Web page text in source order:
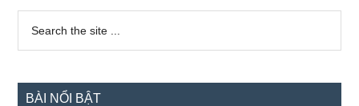
Sidebar
chính
...
BÀI NỔI BẬT